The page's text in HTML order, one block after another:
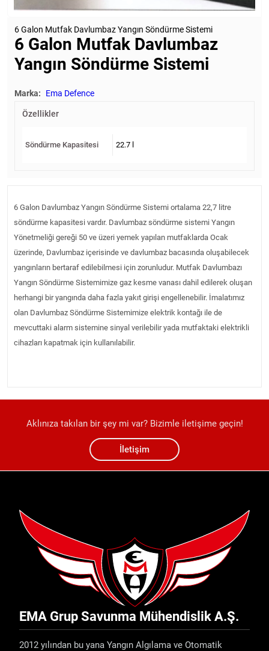
6 Galon Mutfak Davlumbaz Yangın Söndürme Sistemi
6 Galon Mutfak Davlumbaz
Yangın Söndürme Sistemi
Marka: Ema Defence
Özellikler
Söndürme Kapasitesi 22.7 l
6 Galon Davlumbaz Yangın Söndürme Sistemi ortalama 22,7 litre
söndürme kapasitesi vardır. Davlumbaz söndürme sistemi Yangın
Yönetmeliği gereği 50 ve üzeri yemek yapılan mutfaklarda Ocak
üzerinde, Davlumbaz içerisinde ve davlumbaz bacasında oluşabilecek
yangınların bertaraf edilebilmesi için zorunludur. Mutfak Davlumbazı
Yangın Söndürme Sistemimize gaz kesme vanası dahil edilerek oluşan
herhangi bir yangında daha fazla yakıt girişi engellenebilir. İmalatımız
olan Davlumbaz Söndürme Sistemimize elektrik kontağı ile de
mevcuttaki alarm sistemine sinyal verilebilir yada mutfaktaki elektrikli
cihazları kapatmak için kullanılabilir.
Aklınıza takılan bir şey mi var? Bizimle iletişime geçin!
İletişim
EMA Grup Savunma Mühendislik A.Ş.
2012 yılından bu yana Yangın Algılama ve Otomatik